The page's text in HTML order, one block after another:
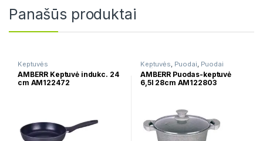
Panašūs produktai
Keptuvės
AMBERR Keptuvė indukc. 24
cm AM122472
Keptuvės Puodai Puodai
troškinimui
AMBERR Puodas-keptuvė
6,5l 28cm AM122803